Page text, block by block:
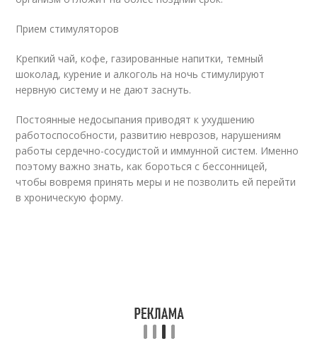
Прием стимуляторов
Крепкий чай, кофе, газированные напитки, темный
шоколад, курение и алкоголь на ночь стимулируют
нервную систему и не дают заснуть.
Постоянные недосыпания приводят к ухудшению
работоспособности, развитию неврозов, нарушениям
работы сердечно-сосудистой и иммунной систем. Именно
поэтому важно знать, как бороться с бессонницей,
чтобы вовремя принять меры и не позволить ей перейти
в хроническую форму.